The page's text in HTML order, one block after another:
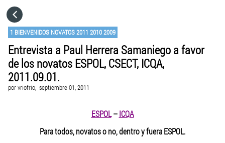
1 BIENVENIDOS NOVATOS 2011 2010 2009
Entrevista a Paul Herrera Samaniego a favor
de los novatos ESPOL, CSECT, ICQA,
2011.09.01.
porvriofrio, septiembre 01, 2011
ESPOL–ICQA
Para todos, novatos o no, dentro y fuera ESPOL.
CATEGORÍAS
VISITA EL SITIO WEB